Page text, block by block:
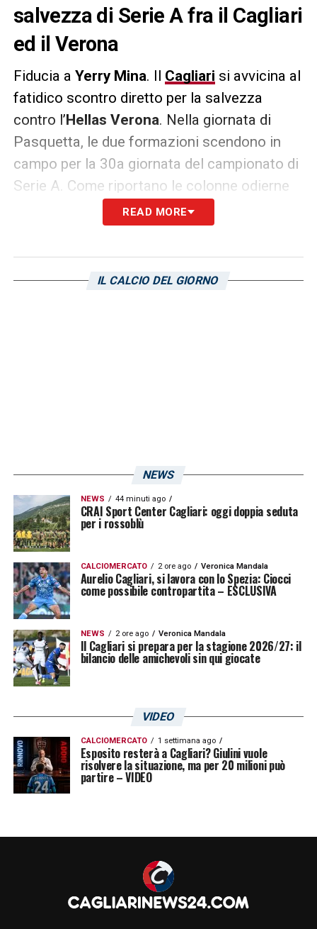
salvezza di Serie A fra il Cagliari
ed il Verona
Fiducia a Yerry Mina. Il Cagliari si avvicina al
fatidico scontro diretto per la salvezza
contro l’Hellas Verona. Nella giornata di
Pasquetta, le due formazioni scendono in
campo per la 30a giornata del campionato di
Serie A. Come riportano le colonne odierne
La Gazzetta dello Sport, mister
ha lavorato durante la sosta per
dunque verso una maglia da titolare.
READ MORE
IL CALCIO DEL GIORNO
NEWS
NEWS 44 minuti ago
CRAI Sport Center Cagliari: oggi doppia seduta
per i rossoblù
CALCIOMERCATO 2 ore ago Veronica Mandala
Aurelio Cagliari, si lavora con lo Spezia: Ciocci
come possibile contropartita – ESCLUSIVA
NEWS 2 ore ago Veronica Mandala
Il Cagliari si prepara per la stagione 2026/27: il
bilancio delle amichevoli sin qui giocate
VIDEO
CALCIOMERCATO 1 settimana ago
Esposito resterà a Cagliari? Giulini vuole
risolvere la situazione, ma per 20 milioni può
partire – VIDEO